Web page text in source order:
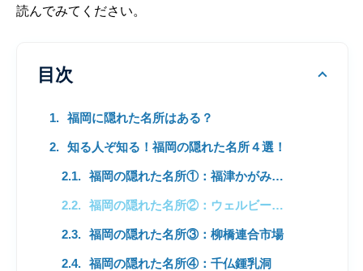
読んでみてください。
目次
福岡に隠れた名所はある？
知る人ぞ知る！福岡の隠れた名所４選！
福岡の隠れた名所①：福津かがみの海
福岡の隠れた名所②：ウェルビー福岡
福岡の隠れた名所③：柳橋連合市場
福岡の隠れた名所④：千仏鍾乳洞